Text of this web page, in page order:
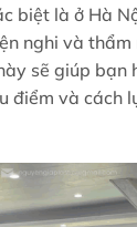
biệt là ở Hà
nghi và
sẽ giúp bạn
điểm và cách